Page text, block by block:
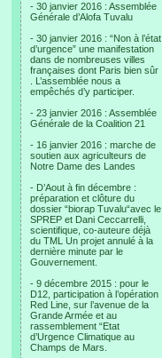
- 30 janvier 2016 : Assemblée
Générale d’Alofa Tuvalu
- 30 janvier 2016 : “Non à l’état
d’urgence” une manifestation
dans de nombreuses villes
françaises dont Paris bien sûr
. L’assemblée nous a
empêchés d’y participer.
- 23 janvier 2016 : Assemblée
Générale de la Coalition 21
- 16 janvier 2016 : marche de
soutien aux agriculteurs de
Notre Dame des Landes
- D’Aout à fin décembre :
préparation et clôture du
dossier “biorap Tuvalu“avec le
SPREP et Dani Ceccarrelli,
scientifique, co-auteure déjà
du TML Un projet annulé à la
dernière minute par le
Gouvernement.
- 9 décembre 2015 : pour le
D12, participation à l’opération
Red Line, sur l’avenue de la
Grande Armée et au
rassemblement “Etat
d’Urgence Climatique au
Champs de Mars.